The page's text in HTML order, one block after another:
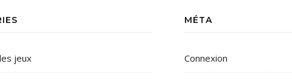
jeux
MÉTA
Connexion